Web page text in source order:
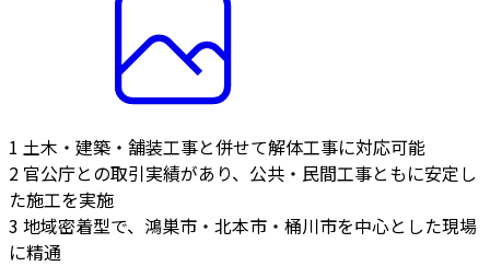
1 土木・建築・舗装工事と併せて解体工事に対応可能
2 官公庁との取引実績があり、公共・民間工事ともに安定し
た施工を実施
3 地域密着型で、鴻巣市・北本市・桶川市を中心とした現場
に精通